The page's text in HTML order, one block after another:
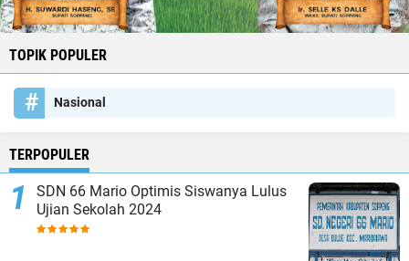
TOPIK POPULER
Nasional
TERPOPULER
SDN 66 Mario Optimis Siswanya Lulus
Ujian Sekolah 2024